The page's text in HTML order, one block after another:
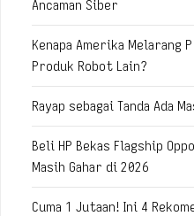
Ancaman Siber
Kenapa Amerika Melarang
Produk Robot Lain?
Rayap sebagai Tanda Ada
Beli HP Bekas Flagship
Masih Gahar di 2026
Cuma 1 Jutaan! Ini 4